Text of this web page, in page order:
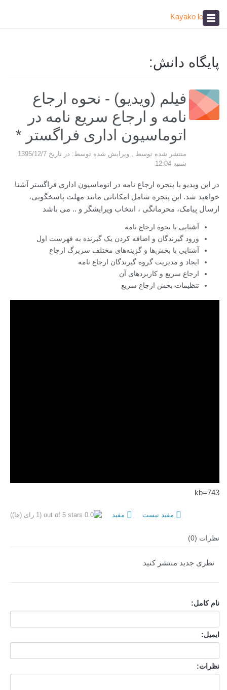
آکادمی
پایگاه دانش:
فیلم (ویدیو) - نحوه ارجاع
نامه و ارجاع سریع نامه در
اتوماسیون اداری فراگستر *
منتشر شده توسط , ویرایش شده توسط: در تاریخ 1395/12/7
شنبه 12:04
در این ویدیو با پنجره ارجاع نامه در اتوماسیون اداری فراگستر آشنا
خواهید شد. این پنجره شامل امکاناتی مانند مهلت پاسخگویی،
ارسال پیامک، محرمانگی ، انتخاب ویرایشگر و .. می باشد
آشنایی با نحوه ارجاع نامه
ورود گیرندگان و اضافه کردن یک گیرنده به فهرست اول
آشنایی با بخش‌ها و گزینه‌های مختلف سربرگ ارجاع
ایجاد و مدیریت گروه گیرندگان ارجاع نامه
ارجاع سریع و کاربردهای آن
تنظیمات بخش ارجاع سریع
kb=743
(1 رای (ها)) مفید مفید نیست
نظرات (0)
نظری جدید منتشر کنید
نام کامل:
ایمیل:
نظرات: